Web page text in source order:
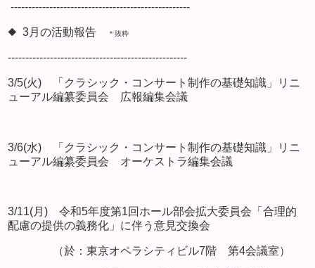
---------------------------------------------------
◆ 3月の活動報告 ＊抜粋
---------------------------------------------------
3/5(火) 「クラシック・コンサート制作の基礎知識」リニ
ューアル編纂委員会 広報編集会議
3/6(水) 「クラシック・コンサート制作の基礎知識」リニ
ューアル編纂委員会 オーケストラ編集会議
3/11(月) 令和5年度第1回ホール部会拡大委員会「合理的
配慮の提供の義務化」に伴う意見交換会
（於：東京オペラシティビル7階 第4会議室）